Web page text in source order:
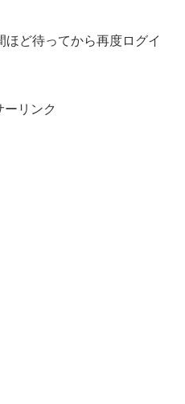
ど待ってから再度ログイ
ーリンク